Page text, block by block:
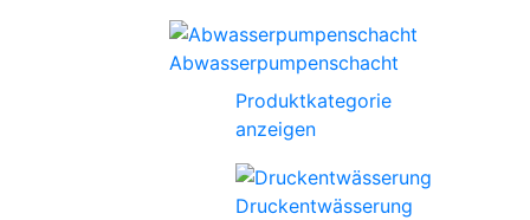
Abwasserpumpenschacht
Produktkategorie
anzeigen
Druckentwässerung